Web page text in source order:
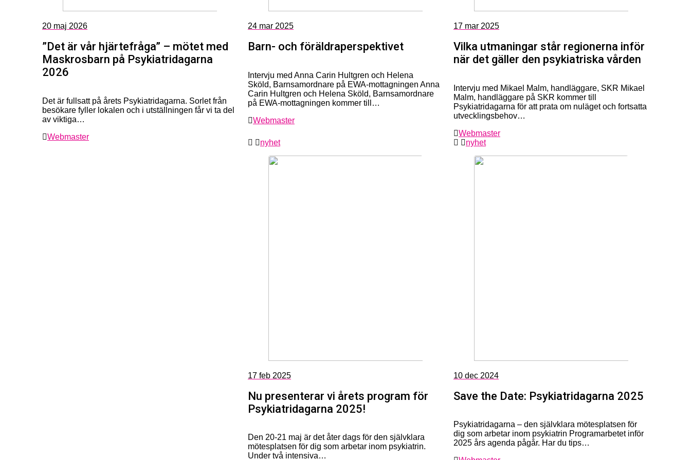
20 maj 2026
”Det är vår hjärtefråga” – mötet med
Maskrosbarn på Psykiatridagarna
2026
Det är fullsatt på årets Psykiatridagarna. Sorlet från
besökare fyller lokalen och i utställningen får vi ta del
av viktiga…
Webmaster
24 mar 2025
Barn- och föräldraperspektivet
Intervju med Anna Carin Hultgren och Helena
Sköld, Barnsamordnare på EWA-mottagningen Anna
Carin Hultgren och Helena Sköld, Barnsamordnare
på EWA-mottagningen kommer till…
Webmaster
17 mar 2025
Vilka utmaningar står regionerna inför
när det gäller den psykiatriska vården
Intervju med Mikael Malm, handläggare, SKR Mikael
Malm, handläggare på SKR kommer till
Psykiatridagarna för att prata om nuläget och fortsatta
utvecklingsbehov…
Webmaster
nyhet
17 feb 2025
Nu presenterar vi årets program för
Psykiatridagarna 2025!
Den 20-21 maj är det åter dags för den självklara
mötesplatsen för dig som arbetar inom psykiatrin.
Under två intensiva…
nyhet
10 dec 2024
Save the Date: Psykiatridagarna 2025
Psykiatridagarna – den självklara mötesplatsen för
dig som arbetar inom psykiatrin Programarbetet inför
2025 års agenda pågår. Har du tips…